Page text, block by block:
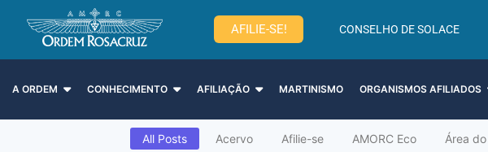
AFILIE-SE! CONSELHO DE SOLACE
A ORDEM CONHECIMENTO AFILIAÇÃO MARTINISMO ORGANISMOS AFILIADOS
All Posts Acervo Afilie-se AMORC Eco Área